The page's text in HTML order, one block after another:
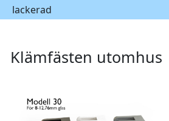
lackerad
Klämfästen utomhus